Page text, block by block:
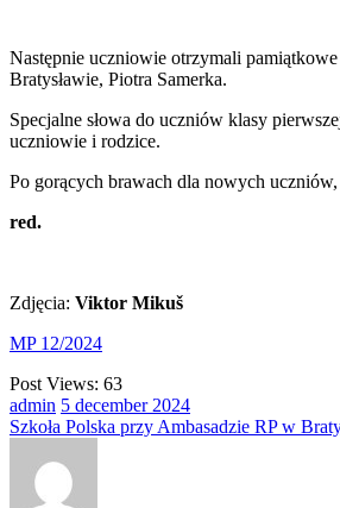
Następnie uczniowie otrzymali
Bratysławie, Piotra Samerka.
Specjalne słowa do uczniów klasy
uczniowie i rodzice.
Po gorących brawach dla nowych uczniów,
red.
Zdjęcia: Viktor Mikuš
MP 12/2024
Post Views: 63
admin 5 december 2024
Szkoła Polska przy Ambasadzie RP w